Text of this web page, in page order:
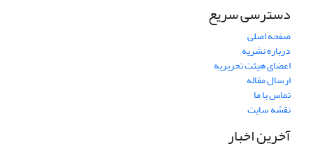
دسترسی سریع
صفحه اصلی
درباره نشریه
اعضای هیئت تحریریه
ارسال مقاله
تماس با ما
نقشه سایت
آخرین اخبار